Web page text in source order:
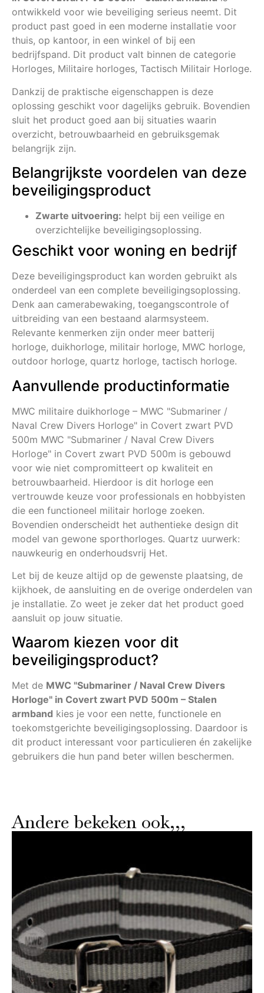
ontwikkeld voor wie beveiliging serieus neemt. Dit
product past goed in een moderne installatie voor
thuis, op kantoor, in een winkel of bij een
bedrijfspand. Dit product valt binnen de categorie
Horloges, Militaire horloges, Tactisch Militair Horloge.
Dankzij de praktische eigenschappen is deze
oplossing geschikt voor dagelijks gebruik. Bovendien
sluit het product goed aan bij situaties waarin
overzicht, betrouwbaarheid en gebruiksgemak
belangrijk zijn.
Belangrijkste voordelen van deze
beveiligingsproduct
Zwarte uitvoering: helpt bij een veilige en
overzichtelijke beveiligingsoplossing.
Geschikt voor woning en bedrijf
Deze beveiligingsproduct kan worden gebruikt als
onderdeel van een complete beveiligingsoplossing.
Denk aan camerabewaking, toegangscontrole of
uitbreiding van een bestaand alarmsysteem.
Relevante kenmerken zijn onder meer batterij
horloge, duikhorloge, militair horloge, MWC horloge,
outdoor horloge, quartz horloge, tactisch horloge.
Aanvullende productinformatie
MWC militaire duikhorloge – MWC "Submariner /
Naval Crew Divers Horloge" in Covert zwart PVD
500m MWC "Submariner / Naval Crew Divers
Horloge" in Covert zwart PVD 500m is gebouwd
voor wie niet compromitteert op kwaliteit en
betrouwbaarheid. Hierdoor is dit horloge een
vertrouwde keuze voor professionals en hobbyisten
die een functioneel militair horloge zoeken.
Bovendien onderscheidt het authentieke design dit
model van gewone sporthorloges. Quartz uurwerk:
nauwkeurig en onderhoudsvrij Het.
Let bij de keuze altijd op de gewenste plaatsing, de
kijkhoek, de aansluiting en de overige onderdelen van
je installatie. Zo weet je zeker dat het product goed
aansluit op jouw situatie.
Waarom kiezen voor dit
beveiligingsproduct?
Met de MWC "Submariner / Naval Crew Divers
Horloge" in Covert zwart PVD 500m – Stalen
armband kies je voor een nette, functionele en
toekomstgerichte beveiligingsoplossing. Daardoor is
dit product interessant voor particulieren én zakelijke
gebruikers die hun pand beter willen beschermen.
Andere bekeken ook,,,